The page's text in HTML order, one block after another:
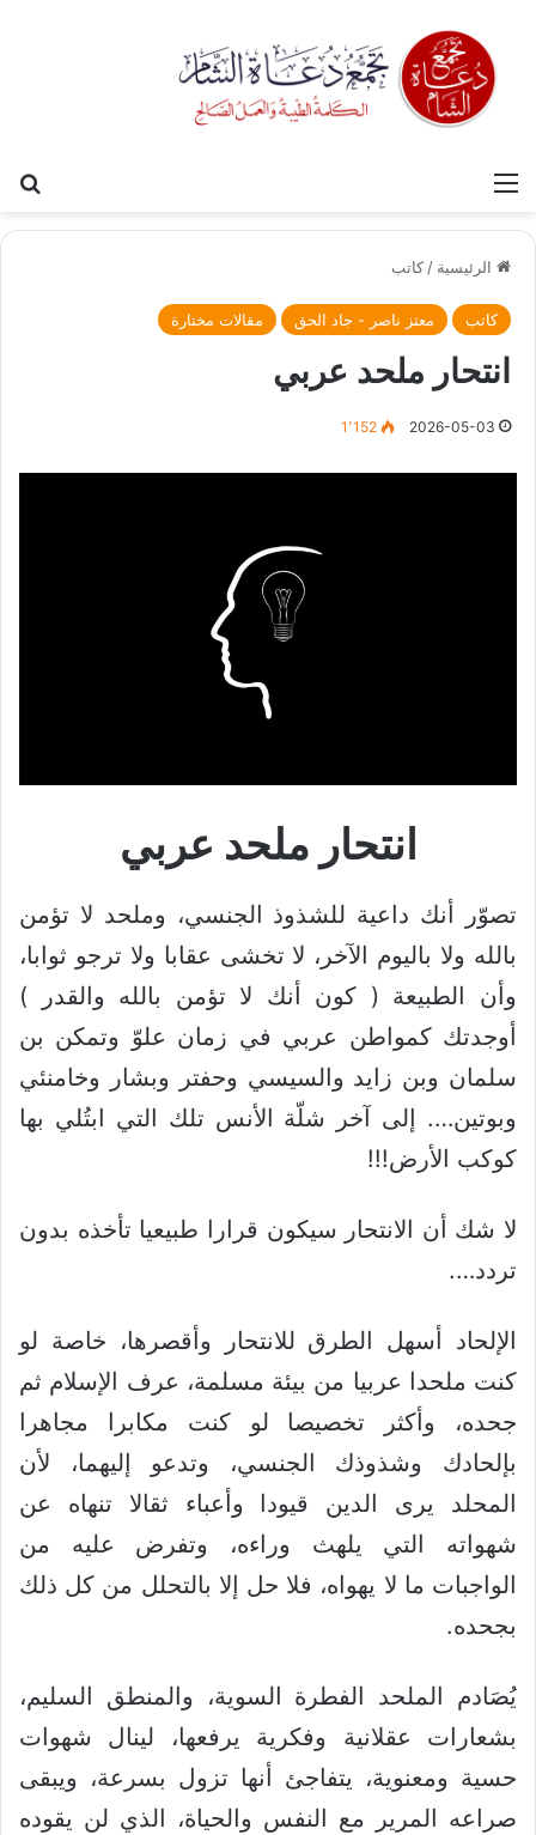
القائمة
الرئيسية /كاتب
كاتب معتز ناصر - جاد الحق مقالات مختارة
انتحار ملحد عربي
2026-05-03 1٬152
انتحار ملحد عربي
تصوّر أنك داعية للشذوذ الجنسي، وملحد لا تؤمن
بالله ولا باليوم الآخر، لا تخشى عقابا ولا ترجو ثوابا،
وأن الطبيعة ( كون أنك لا تؤمن بالله والقدر )
أوجدتك كمواطن عربي في زمان علوّ وتمكن بن
سلمان وبن زايد والسيسي وحفتر وبشار وخامنئي
وبوتين…. إلى آخر شلّة الأنس تلك التي ابتُلي بها
كوكب الأرض!!!
لا شك أن الانتحار سيكون قرارا طبيعيا تأخذه بدون
تردد….
الإلحاد أسهل الطرق للانتحار وأقصرها، خاصة لو
كنت ملحدا عربيا من بيئة مسلمة، عرف الإسلام ثم
جحده، وأكثر تخصيصا لو كنت مكابرا مجاهرا
بإلحادك وشذوذك الجنسي، وتدعو إليهما، لأن
المحلد يرى الدين قيودا وأعباء ثقالا تنهاه عن
شهواته التي يلهث وراءه، وتفرض عليه من
الواجبات ما لا يهواه، فلا حل إلا بالتحلل من كل ذلك
بجحده.
يُصَادم الملحد الفطرة السوية، والمنطق السليم،
بشعارات عقلانية وفكرية يرفعها، لينال شهوات
حسية ومعنوية، يتفاجئ أنها تزول بسرعة، ويبقى
صراعه المرير مع النفس والحياة، الذي لن يقوده